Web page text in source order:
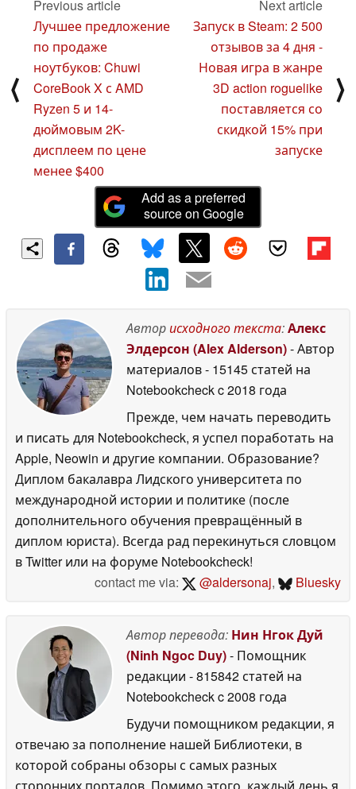
⟨
Previous article
Лучшее предложение
по продаже
ноутбуков: Chuwi
CoreBook X с AMD
Ryzen 5 и 14-
дюймовым 2K-
дисплеем по цене
менее $400
Next article
Запуск в Steam: 2 500
отзывов за 4 дня -
Новая игра в жанре
3D action roguelike
поставляется со
скидкой 15% при
запуске
⟩
Add as a preferred
source on Google
Авторисходного текста:Алекс
Элдерсон (Alex Alderson)- Автор
материалов- 15145 статей на
Notebookcheckc 2018 года
Прежде, чем начать переводить
и писать для Notebookcheck, я успел поработать на
Apple, Neowin и другие компании. Образование?
Диплом бакалавра Лидского университета по
международной истории и политике (после
дополнительного обучения превращённый в
диплом юриста). Всегда рад перекинуться словцом
в Twitter или на форуме Notebookcheck!
contact me via:
@aldersonaj, Bluesky
Автор перевода: Нин Нгок Дуй
(Ninh Ngoc Duy)- Помощник
редакции - 815842 статей на
Notebookcheckc 2008 года
Будучи помощником редакции, я
отвечаю за пополнение нашей Библиотеки, в
которой собраны обзоры с самых разных